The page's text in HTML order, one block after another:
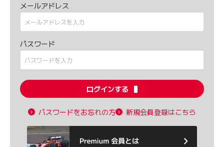
メールアドレス
パスワード
ログインする
パスワードをお忘れの方 新規会員登録はこちら